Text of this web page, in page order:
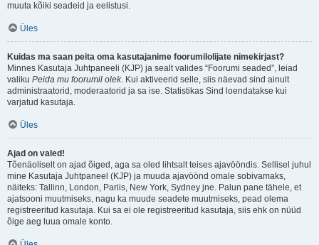
muuta kõiki seadeid ja eelistusi.
Üles
Kuidas ma saan peita oma kasutajanime foorumilolijate nimekirjast?
Minnes Kasutaja Juhtpaneeli (KJP) ja sealt valides “Foorumi seaded”, leiad
valiku Peida mu foorumil olek. Kui aktiveerid selle, siis näevad sind ainult
administraatorid, moderaatorid ja sa ise. Statistikas Sind loendatakse kui
varjatud kasutaja.
Üles
Ajad on valed!
Tõenäoliselt on ajad õiged, aga sa oled lihtsalt teises ajavööndis. Sellisel juhul
mine Kasutaja Juhtpaneel (KJP) ja muuda ajavöönd omale sobivamaks,
näiteks: Tallinn, London, Pariis, New York, Sydney jne. Palun pane tähele, et
ajatsooni muutmiseks, nagu ka muude seadete muutmiseks, pead olema
registreeritud kasutaja. Kui sa ei ole registreeritud kasutaja, siis ehk on nüüd
õige aeg luua omale konto.